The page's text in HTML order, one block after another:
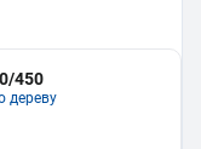
450
дереву